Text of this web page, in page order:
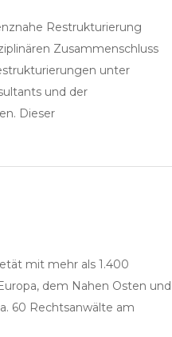
Restrukturierung
Zusammenschluss
unter
und der
Dieser
mit mehr als 1.400
dem Nahen Osten und
60 Rechtsanwälte am